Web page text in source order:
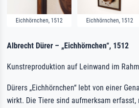
Eichhörnchen, 1512 Eichhörnchen, 1512
Albrecht Dürer – „Eichhörnchen“, 1512
Kunstreproduktion auf Leinwand im
Dürers „Eichhörnchen“ lebt von einer
wirkt. Die Tiere sind aufmerksam erfasst,